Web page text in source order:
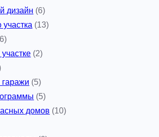
дизайн (6)
(13)
(2)
гаражи (5)
(5)
домов (10)